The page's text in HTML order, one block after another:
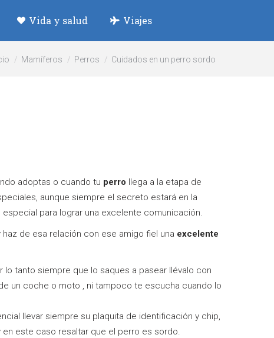
Vida y salud Viajes
aquí:Mamíferos Perros Cuidados en un perro sordo
adoptas o cuando tu perro llega a la etapa de
aunque siempre el secreto estará en la
para lograr una excelente comunicación.
de esa relación con ese amigo fiel una excelente
tanto siempre que lo saques a pasear llévalo con
un coche o moto , ni tampoco te escucha cuando lo
llevar siempre su plaquita de identificación y chip,
este caso resaltar que el perro es sordo.